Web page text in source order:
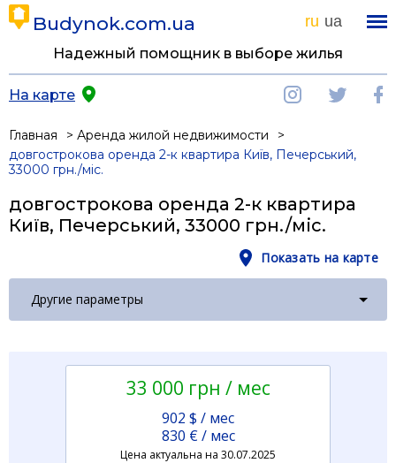
Budynok.com.ua ru ua
Надежный помощник в выборе жилья
На карте
Главная
Аренда жилой недвижимости
довгострокова оренда 2-к квартира Київ, Печерський,
33000 грн./міс.
довгострокова оренда 2-к квартира
Київ, Печерський, 33000 грн./міс.
Показать на карте
Другие параметры
33 000 грн / мес
902 $ / мес
830 € / мес
Цена актуальна на 30.07.2025